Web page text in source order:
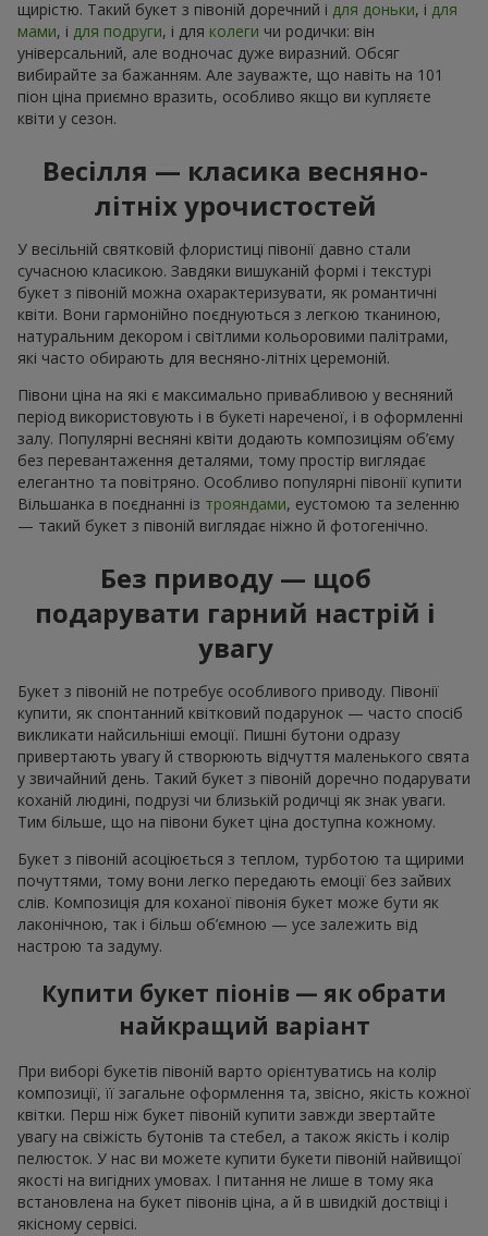
щирістю. Такий букет з півоній доречний і для доньки, і для
мами, і для подруги, і для колеги чи родички: він
універсальний, але водночас дуже виразний. Обсяг
вибирайте за бажанням. Але зауважте, що навіть на 101
піон ціна приємно вразить, особливо якщо ви купляєте
квіти у сезон.
Весілля — класика весняно-
літніх урочистостей
У весільній святковій флористиці півонії давно стали
сучасною класикою. Завдяки вишуканій формі і текстурі
букет з півоній можна охарактеризувати, як романтичні
квіти. Вони гармонійно поєднуються з легкою тканиною,
натуральним декором і світлими кольоровими палітрами,
які часто обирають для весняно-літніх церемоній.
Півони ціна на які є максимально привабливою у весняний
період використовують і в букеті нареченої, і в оформленні
залу. Популярні весняні квіти додають композиціям об’єму
без перевантаження деталями, тому простір виглядає
елегантно та повітряно. Особливо популярні півонії купити
Вільшанка в поєднанні із трояндами, еустомою та зеленню
— такий букет з півоній виглядає ніжно й фотогенічно.
Без приводу — щоб
подарувати гарний настрій і
увагу
Букет з півоній не потребує особливого приводу. Півонії
купити, як спонтанний квітковий подарунок — часто спосіб
викликати найсильніші емоції. Пишні бутони одразу
привертають увагу й створюють відчуття маленького свята
у звичайний день. Такий букет з півоній доречно подарувати
коханій людині, подрузі чи близькій родичці як знак уваги.
Тим більше, що на півони букет ціна доступна кожному.
Букет з півоній асоціюється з теплом, турботою та щирими
почуттями, тому вони легко передають емоції без зайвих
слів. Композиція для коханої півонія букет може бути як
лаконічною, так і більш об’ємною — усе залежить від
настрою та задуму.
Купити букет піонів — як обрати
найкращий варіант
При виборі букетів півоній варто орієнтуватись на колір
композиції, її загальне оформлення та, звісно, якість кожної
квітки. Перш ніж букет півоній купити завжди звертайте
увагу на свіжість бутонів та стебел, а також якість і колір
пелюсток. У нас ви можете купити букети півоній найвищої
якості на вигідних умовах. І питання не лише в тому яка
встановлена на букет півонів ціна, а й в швидкій доствіці і
якісному сервісі.